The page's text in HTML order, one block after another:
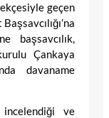
geçen
başsavcılık,
Çankaya
davaname
incelendiği ve